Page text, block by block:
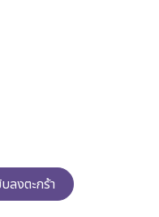
ลงตะกร้า